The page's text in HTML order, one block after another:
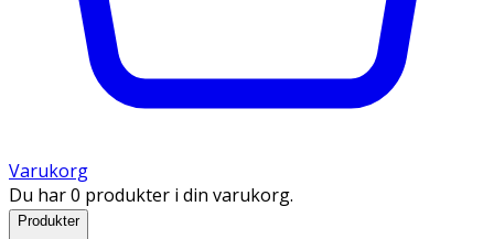
Varukorg
Du har 0 produkter i din varukorg.
Produkter